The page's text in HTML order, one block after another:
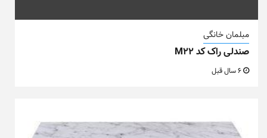
مبلمان خانگی
صندلی راک کد M22